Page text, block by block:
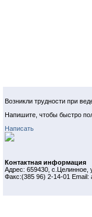
Возникли трудности при
Напишите, чтобы быстро
Написать
Контактная информация
Адрес: 659430, с.Целинное,
Факс:(385 96) 2-14-01 Email: